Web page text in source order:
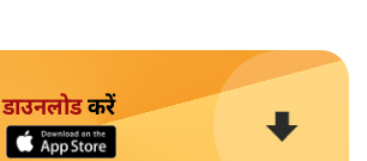
डाउनलोडकरें